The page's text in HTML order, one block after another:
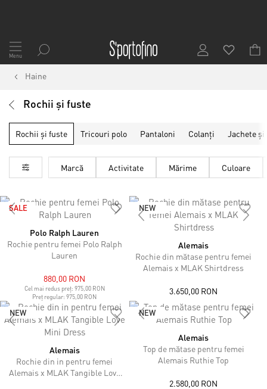
Mergeți
la
Conținut
Menu
Haine
Rochii și fuste
Tricouri polo Pantaloni Colanți Jachete și
Rochii și fuste
Marcă Activitate Mărime Culoare
SALE
Polo Ralph Lauren
Rochie pentru femei Polo Ralph
Lauren
880,00 RON
Cel mai redus preț: 975,00 RON
Preț regular:975,00 RON
NEW
Alemais
Rochie din mătase pentru femei
Alemais x MLAK Shirtdress
3.650,00 RON
NEW
Alemais
Rochie din in pentru femei
Alemais x MLAK Tangible Love
NEW
Alemais
Top de mătase pentru femei
Alemais Ruthie Top
2.580,00 RON